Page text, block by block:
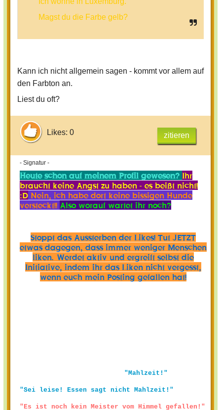
Magst du die Farbe gelb?
Kann ich nicht allgemein sagen - kommt vor allem auf
den Farbton an.
Liest du oft?
Likes: 0 zitieren
- Signatur -
Heute schon auf meinem Profil gewesen? Ihr
braucht keine Angst zu haben - es beißt nicht!
:D Nein, ich habe dort keine bissigen Hunde
versteckt!! Also worauf wartet ihr noch?
Stoppt das Aussterben der Likes! Tut JETZT
etwas dagegen, dass immer weniger Menschen
liken. Werdet aktiv und ergreift selbst die
Initiative, indem ihr das Liken nicht vergesst,
wenn euch mein Posting gefallen hat!
"Mahlzeit!"
"Sei leise! Essen sagt nicht Mahlzeit!"
"Es ist noch kein Meister vom Himmel gefallen!"